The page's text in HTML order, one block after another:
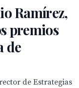
Ramírez,
premios
de
de Estrategias